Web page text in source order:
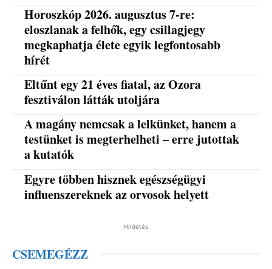
Horoszkóp 2026. augusztus 7-re:
eloszlanak a felhők, egy csillagjegy
megkaphatja élete egyik legfontosabb
hírét
Eltűnt egy 21 éves fiatal, az Ozora
fesztiválon látták utoljára
A magány nemcsak a lelkünket, hanem a
testünket is megterhelheti – erre jutottak
a kutatók
Egyre többen hisznek egészségügyi
influenszereknek az orvosok helyett
Hirdetés
CSEMEGÉZZ